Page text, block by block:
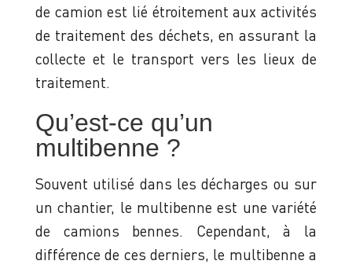
de camion est lié étroitement aux activités
de traitement des déchets, en assurant la
collecte et le transport vers les lieux de
traitement.
Qu’est-ce qu’un
multibenne ?
Souvent utilisé dans les décharges ou sur
un chantier, le multibenne est une variété
de camions bennes. Cependant, à la
différence de ces derniers, le multibenne a